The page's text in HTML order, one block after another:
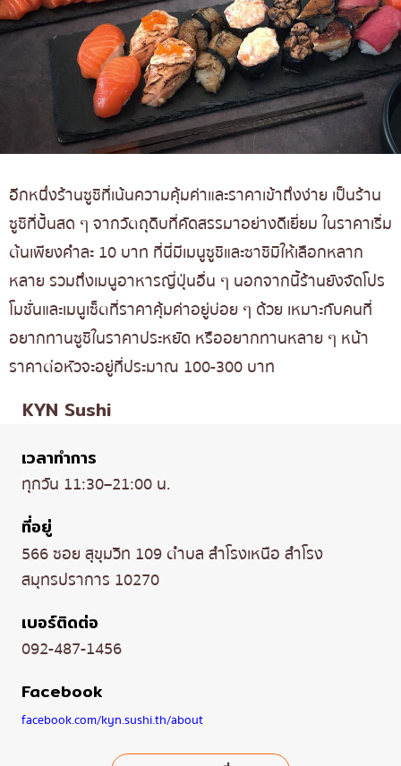
อีกหนึ่งร้านซูชิที่เน้นความคุ้มค่าและราคาเข้าถึงง่าย เป็นร้าน
ซูชิที่ปั้นสด ๆ จากวัตถุดิบที่คัดสรรมาอย่างดีเยี่ยม ในราคาเริ่ม
ต้นเพียงคำละ 10 บาท ที่นี่มีเมนูซูชิและซาชิมิให้เลือกหลาก
หลาย รวมถึงเมนูอาหารญี่ปุ่นอื่น ๆ นอกจากนี้ร้านยังจัดโปร
โมชั่นและเมนูเซ็ตที่ราคาคุ้มค่าอยู่บ่อย ๆ ด้วย เหมาะกับคนที่
อยากทานซูชิในราคาประหยัด หรืออยากทานหลาย ๆ หน้า
ราคาต่อหัวจะอยู่ที่ประมาณ 100-300 บาท
KYN Sushi
เวลาทำการ
ทุกวัน 11:30–21:00 น.
ที่อยู่
566 ซอย สุขุมวิท 109 ตำบล สำโรงเหนือ สำโรง
สมุทรปราการ 10270
เบอร์ติดต่อ
092-487-1456
Facebook
facebook.com/kyn.sushi.th/about